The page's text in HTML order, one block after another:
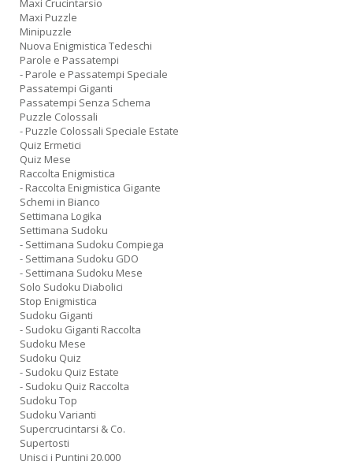
Maxi Crucintarsio
Maxi Puzzle
Minipuzzle
Nuova Enigmistica Tedeschi
Parole e Passatempi
- Parole e Passatempi Speciale
Passatempi Giganti
Passatempi Senza Schema
Puzzle Colossali
- Puzzle Colossali Speciale Estate
Quiz Ermetici
Quiz Mese
Raccolta Enigmistica
- Raccolta Enigmistica Gigante
Schemi in Bianco
Settimana Logika
Settimana Sudoku
- Settimana Sudoku Compiega
- Settimana Sudoku GDO
- Settimana Sudoku Mese
Solo Sudoku Diabolici
Stop Enigmistica
Sudoku Giganti
- Sudoku Giganti Raccolta
Sudoku Mese
Sudoku Quiz
- Sudoku Quiz Estate
- Sudoku Quiz Raccolta
Sudoku Top
Sudoku Varianti
Supercrucintarsi & Co.
Supertosti
Unisci i Puntini 20.000